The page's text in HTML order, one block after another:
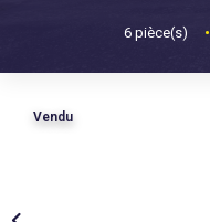
6pièce(s) •
Vendu